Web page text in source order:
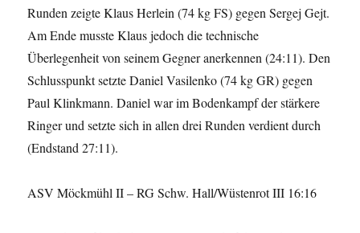
Runden zeigte Klaus Herlein (74 kg FS) gegen Sergej Gejt.
Am Ende musste Klaus jedoch die technische
Überlegenheit von seinem Gegner anerkennen (24:11). Den
Schlusspunkt setzte Daniel Vasilenko (74 kg GR) gegen
Paul Klinkmann. Daniel war im Bodenkampf der stärkere
Ringer und setzte sich in allen drei Runden verdient durch
(Endstand 27:11).
ASV Möckmühl II – RG Schw. Hall/Wüstenrot III 16:16